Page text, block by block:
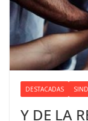
DESTACADAS
Y DE LA